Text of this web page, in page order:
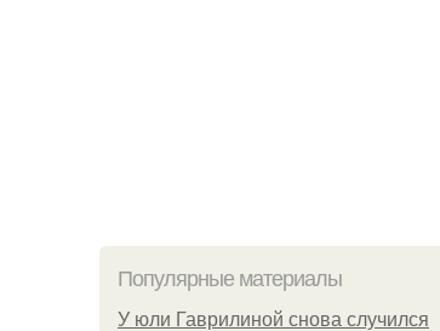
Популярные материалы
У юли Гаврилиной снова случился